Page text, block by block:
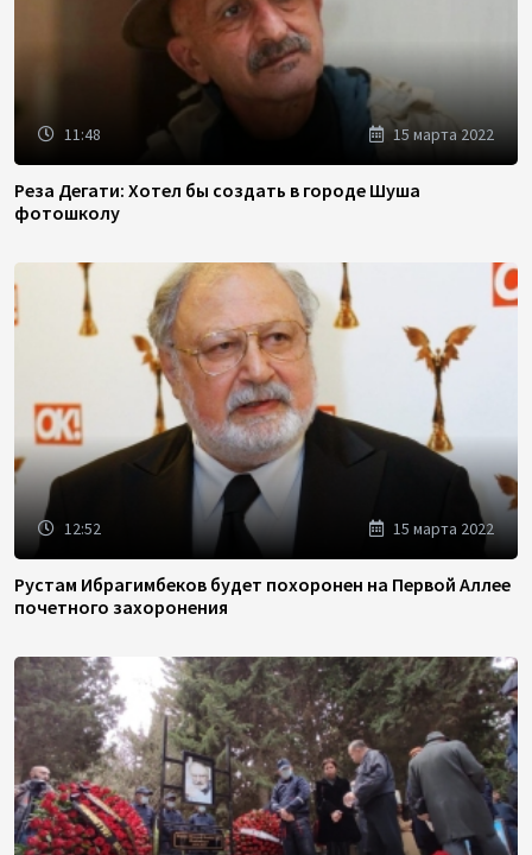
11:48 15 марта 2022
Реза Дегати: Хотел бы создать в городе Шуша
фотошколу
12:52 15 марта 2022
Рустам Ибрагимбеков будет похоронен на Первой Аллее
почетного захоронения